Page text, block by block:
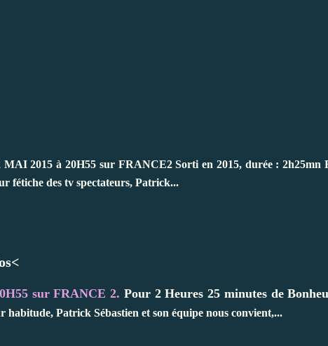
2015 à 20H55 sur FRANCE2 Sorti en 2015, durée : 2h25mn
fétiche des tv spectateurs, Patrick...
sur FRANCE 2. Pour 2 Heures 25 minutes de
habitude, Patrick Sébastien et son équipe nous convient,...